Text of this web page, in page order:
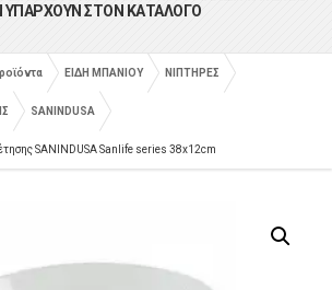
ΥΠΑΡΧΟΥΝ ΣΤΟΝ ΚΑΤΑΛΟΓΟ
ΕΙΔΗ ΜΠΑΝΙΟΥ ΝΙΠΤΗΡΕΣ
SANINDUSA
SANINDUSA Sanlife series 38x12cm